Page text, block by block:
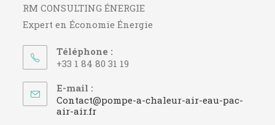
RM CONSULTING ÉNERGIE
Expert en Économie Énergie
Téléphone :
+33 1 84 80 31 19
E-mail :
Contact@pompe-a-chaleur-air-eau-pac-
air-air.frS’ouvre